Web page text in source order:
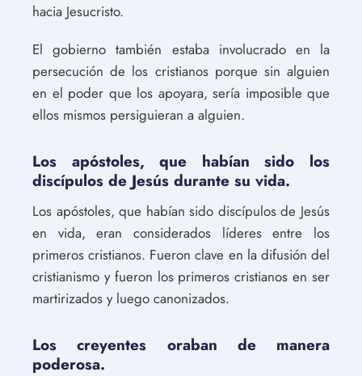
hacia Jesucristo.
El gobierno también estaba involucrado en la
persecución de los cristianos porque sin alguien
en el poder que los apoyara, sería imposible que
ellos mismos persiguieran a alguien.
Los apóstoles, que habían sido los
discípulos de Jesús durante su vida.
Los apóstoles, que habían sido discípulos de Jesús
en vida, eran considerados líderes entre los
primeros cristianos. Fueron clave en la difusión del
cristianismo y fueron los primeros cristianos en ser
martirizados y luego canonizados.
Los creyentes oraban de manera
poderosa.